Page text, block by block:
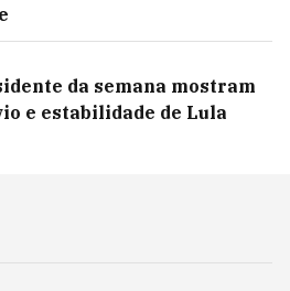
da semana mostram
e estabilidade de Lula